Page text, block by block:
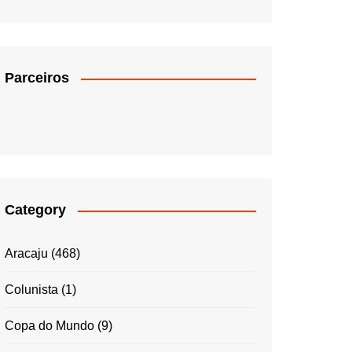
Parceiros
Category
Aracaju (468)
Colunista (1)
Copa do Mundo (9)